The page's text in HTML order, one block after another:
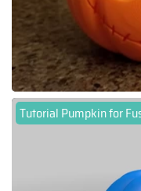
Tutorial Pumpkin for